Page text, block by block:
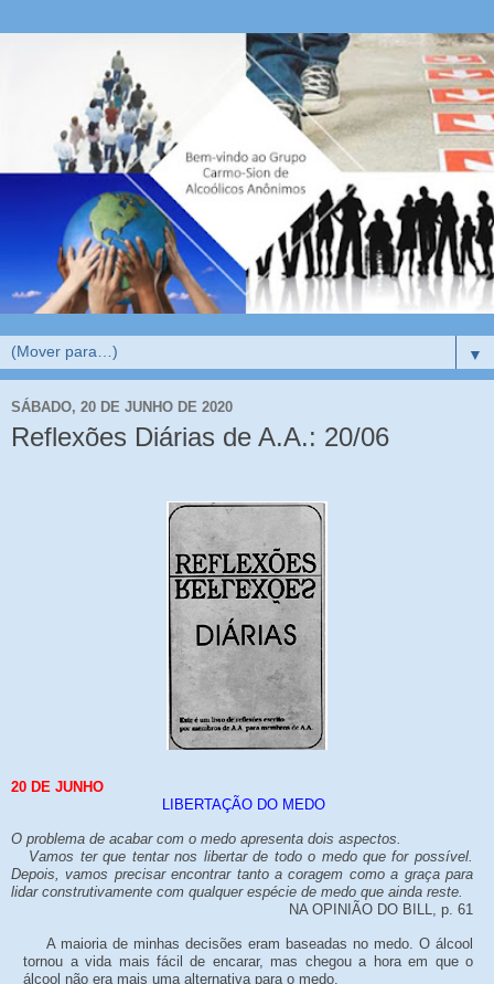
▼
SÁBADO, 20 DE JUNHO DE 2020
Reflexões Diárias de A.A.: 20/06
20 DE JUNHO
LIBERTAÇÃO DO MEDO
O problema de acabar com o medo apresenta dois aspectos.
Vamos ter que tentar nos libertar de todo o medo que for possível.
Depois, vamos precisar encontrar tanto a coragem como a graça para
lidar construtivamente com qualquer espécie de medo que ainda reste.
NA OPINIÃO DO BILL, p. 61
A maioria de minhas decisões eram baseadas no medo. O álcool
tornou a vida mais fácil de encarar, mas chegou a hora em que o
álcool não era mais uma alternativa para o medo.